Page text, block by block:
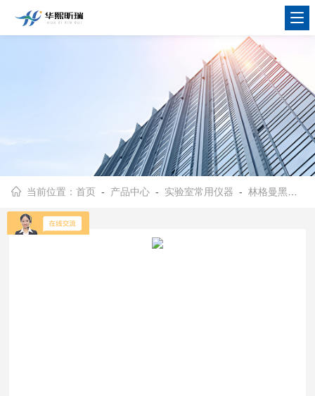
当前位置：首页 - 产品中心 - 实验室常用仪器 -林格曼黑度计